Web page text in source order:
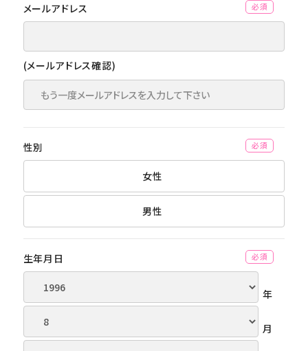
メールアドレス (必須)
(メールアドレス確認)
性別 (必須)
女性
男性
生年月日 (必須)
年
月